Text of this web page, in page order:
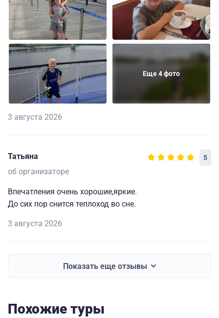
Еще 4 фото
3 августа 2026
Татьяна 5
об организаторе
Впечатления очень хорошие,яркие.
До сих пор снится теплоход во сне.
3 августа 2026
Показать еще отзывы
Похожие туры